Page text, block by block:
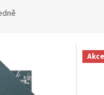
Akce